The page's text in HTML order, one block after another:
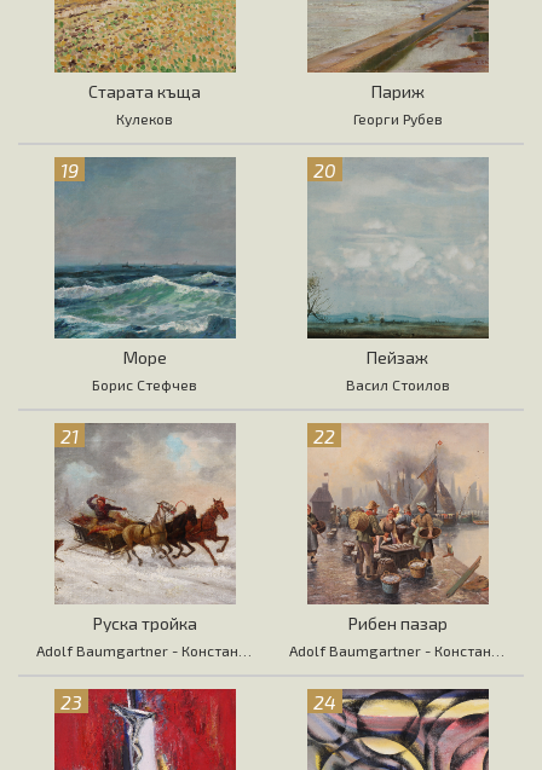
Старата къща
Кулеков
Париж
Георги Рубев
19
Море
Борис Стефчев
20
Пейзаж
Васил Стоилов
21
Руска тройка
22
Рибен пазар
23 24